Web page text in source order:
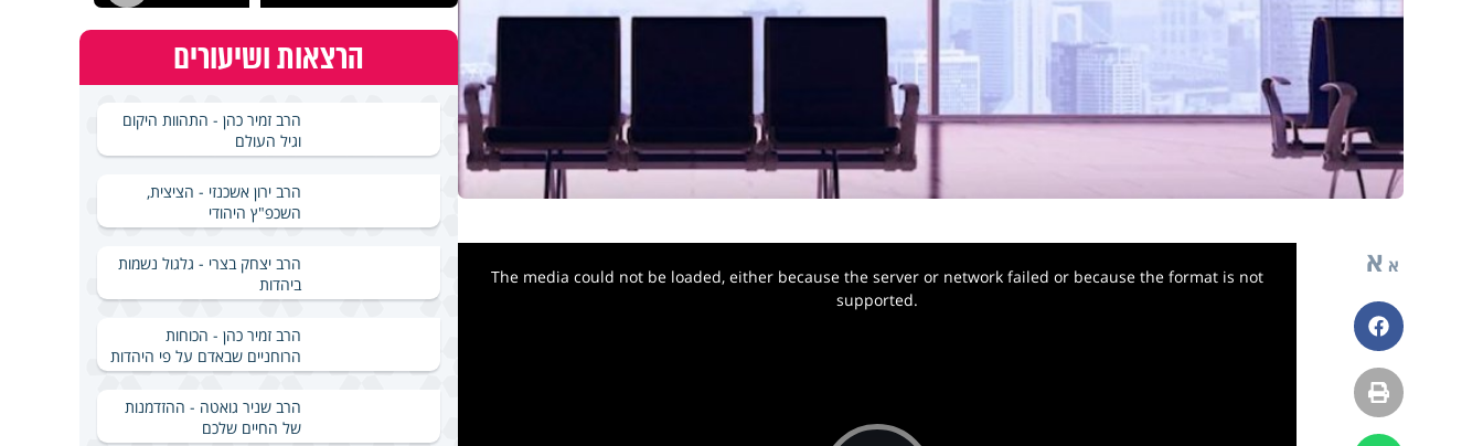
א א
פייסבוק
הדפסה
The media could not be loaded, either because the server or network failed or because the format is not
supported.
הרצאות ושיעורים
הרב זמיר כהן - התהוות היקום
וגיל העולם
הרב ירון אשכנזי - הציצית,
השכפ"ץ היהודי
הרב יצחק בצרי - גלגול נשמות
ביהדות
הרב זמיר כהן - הכוחות
הרוחניים שבאדם על פי היהדות
הרב שניר גואטה - ההזדמנות
של החיים שלכם